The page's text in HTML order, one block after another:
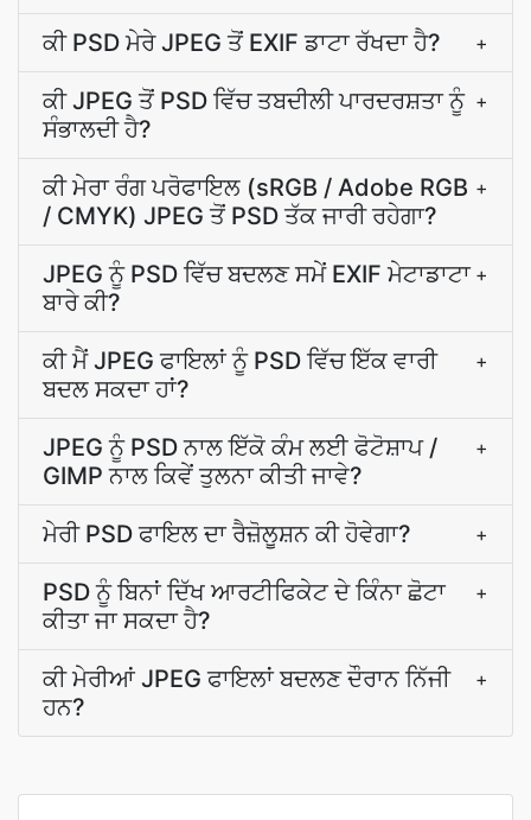
ਕੀ PSD ਮੇਰੇ JPEG ਤੋਂ EXIF ਡਾਟਾ ਰੱਖਦਾ ਹੈ? +
ਕੀ JPEG ਤੋਂ PSD ਵਿੱਚ ਤਬਦੀਲੀ ਪਾਰਦਰਸ਼ਤਾ ਨੂੰ
ਸੰਭਾਲਦੀ ਹੈ?
+
ਕੀ ਮੇਰਾ ਰੰਗ ਪਰੋਫਾਇਲ (sRGB / Adobe RGB
/ CMYK) JPEG ਤੋਂ PSD ਤੱਕ ਜਾਰੀ ਰਹੇਗਾ?
+
JPEG ਨੂੰ PSD ਵਿੱਚ ਬਦਲਣ ਸਮੇਂ EXIF ਮੇਟਾਡਾਟਾ
ਬਾਰੇ ਕੀ?
+
ਕੀ ਮੈਂ JPEG ਫਾਇਲਾਂ ਨੂੰ PSD ਵਿੱਚ ਇੱਕ ਵਾਰੀ
ਬਦਲ ਸਕਦਾ ਹਾਂ?
+
JPEG ਨੂੰ PSD ਨਾਲ ਇੱਕੋ ਕੰਮ ਲਈ ਫੋਟੋਸ਼ਾਪ /
GIMP ਨਾਲ ਕਿਵੇਂ ਤੁਲਨਾ ਕੀਤੀ ਜਾਵੇ?
+
ਮੇਰੀ PSD ਫਾਇਲ ਦਾ ਰੈਜ਼ੋਲੂਸ਼ਨ ਕੀ ਹੋਵੇਗਾ? +
PSD ਨੂੰ ਬਿਨਾਂ ਦਿੱਖ ਆਰਟੀਫਿਕੇਟ ਦੇ ਕਿੰਨਾ ਛੋਟਾ
ਕੀਤਾ ਜਾ ਸਕਦਾ ਹੈ?
+
ਕੀ ਮੇਰੀਆਂ JPEG ਫਾਇਲਾਂ ਬਦਲਣ ਦੌਰਾਨ ਨਿੱਜੀ
ਹਨ?
+